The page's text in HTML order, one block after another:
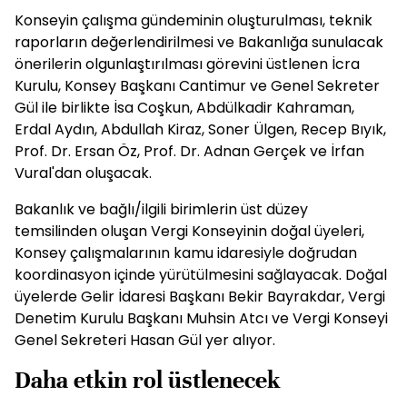
Konseyin çalışma gündeminin oluşturulması, teknik
raporların değerlendirilmesi ve Bakanlığa sunulacak
önerilerin olgunlaştırılması görevini üstlenen İcra
Kurulu, Konsey Başkanı Cantimur ve Genel Sekreter
Gül ile birlikte İsa Coşkun, Abdülkadir Kahraman,
Erdal Aydın, Abdullah Kiraz, Soner Ülgen, Recep Bıyık,
Prof. Dr. Ersan Öz, Prof. Dr. Adnan Gerçek ve İrfan
Vural'dan oluşacak.
Bakanlık ve bağlı/ilgili birimlerin üst düzey
temsilinden oluşan Vergi Konseyinin doğal üyeleri,
Konsey çalışmalarının kamu idaresiyle doğrudan
koordinasyon içinde yürütülmesini sağlayacak. Doğal
üyelerde Gelir İdaresi Başkanı Bekir Bayrakdar, Vergi
Denetim Kurulu Başkanı Muhsin Atcı ve Vergi Konseyi
Genel Sekreteri Hasan Gül yer alıyor.
Daha etkin rol üstlenecek